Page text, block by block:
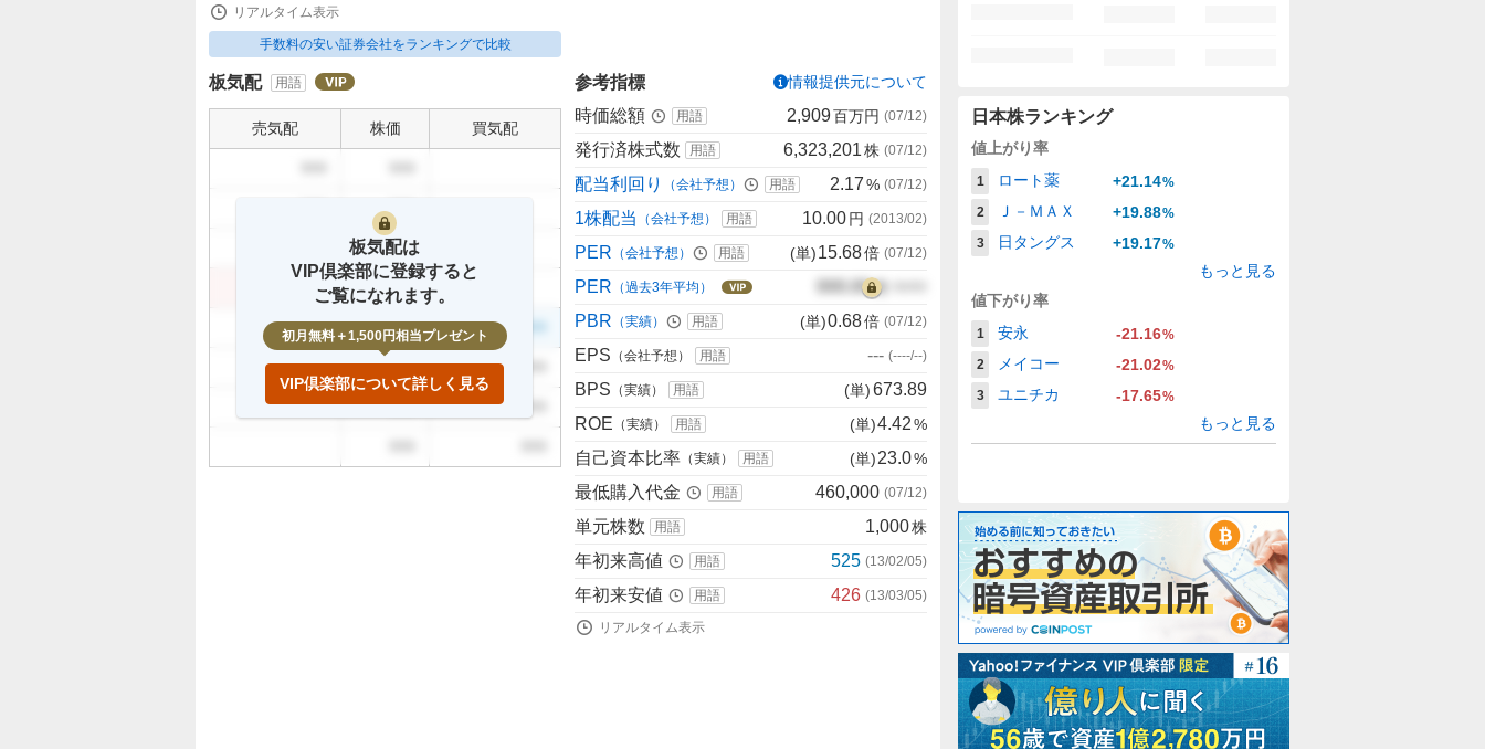
リアルタイム表示
手数料の安い証券会社をランキングで比較
板気配 用語
売気配 株価 買気配
999
999 999
999
999
999
板気配は
VIP倶楽部に登録すると
ご覧になれます。
初月無料＋1,500円相当プレゼント
VIP倶楽部について詳しく見る
参考指標 情報提供元について
時価総額 用語 2,909百万円 (07/12)
発行済株式数 用語 6,323,201株 (07/12)
配当利回り （会社予想） 用語 2.17% (07/12)
1株配当 （会社予想） 用語 10.00円 (2013/02)
PER （会社予想） 用語 (単)15.68倍 (07/12)
PER （過去3年平均） 000.00倍
PBR （実績） 用語 (単)0.68倍 (07/12)
EPS （会社予想） 用語 --- (----/--)
BPS （実績） 用語 (単)673.89
ROE （実績） 用語 (単)4.42%
自己資本比率 （実績） 用語 (単)23.0%
最低購入代金 用語 460,000 (07/12)
単元株数 用語 1,000株
年初来高値 用語 525 (13/02/05)
年初来安値 用語 426 (13/03/05)
リアルタイム表示
日本株ランキング
値上がり率
1 ロート薬 +21.14%
2
Ｊ－ＭＡＸ +19.88%
3
日タングス +19.17%
もっと見る
値下がり率
1 安永 -21.16%
2
メイコー -21.02%
3
ユニチカ -17.65%
もっと見る